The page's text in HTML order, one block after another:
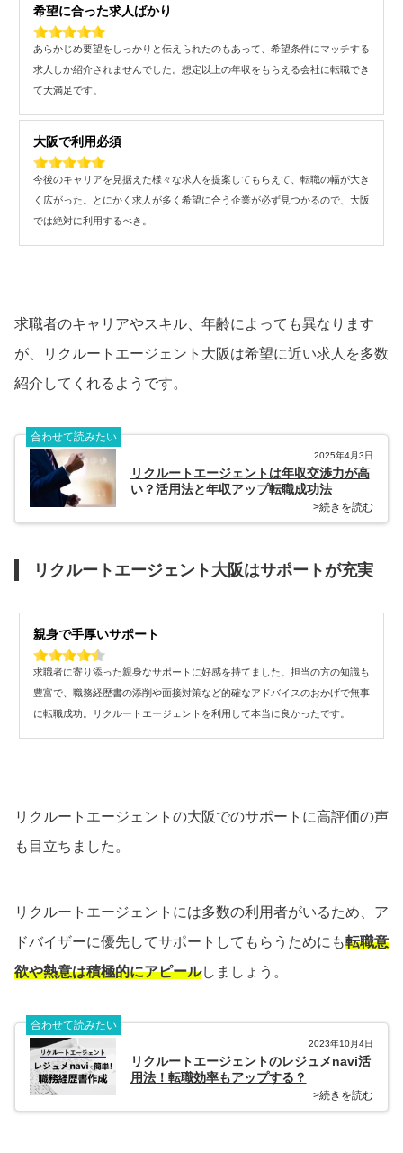
希望に合った求人ばかり
あらかじめ要望をしっかりと伝えられたのもあって、希望条件にマッチする
求人しか紹介されませんでした。想定以上の年収をもらえる会社に転職でき
て大満足です。
大阪で利用必須
今後のキャリアを見据えた様々な求人を提案してもらえて、転職の幅が大き
く広がった。とにかく求人が多く希望に合う企業が必ず見つかるので、大阪
では絶対に利用するべき。
求職者のキャリアやスキル、年齢によっても異なります
が、リクルートエージェント大阪は希望に近い求人を多数
紹介してくれるようです。
合わせて読みたい
2025年4月3日
リクルートエージェントは年収交渉力が高
い？活用法と年収アップ転職成功法
>続きを読む
リクルートエージェント大阪はサポートが充実
親身で手厚いサポート
求職者に寄り添った親身なサポートに好感を持てました。担当の方の知識も
豊富で、職務経歴書の添削や面接対策など的確なアドバイスのおかげで無事
に転職成功。リクルートエージェントを利用して本当に良かったです。
リクルートエージェントの大阪でのサポートに高評価の声
も目立ちました。
リクルートエージェントには多数の利用者がいるため、ア
ドバイザーに優先してサポートしてもらうためにも転職意
欲や熱意は積極的にアピールしましょう。
合わせて読みたい
2023年10月4日
リクルートエージェントのレジュメnavi活
用法！転職効率もアップする？
>続きを読む